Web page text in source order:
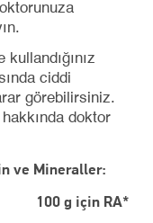
ciddi
görebilirsiniz.
doktor
ve Mineraller:
100 g için RA*